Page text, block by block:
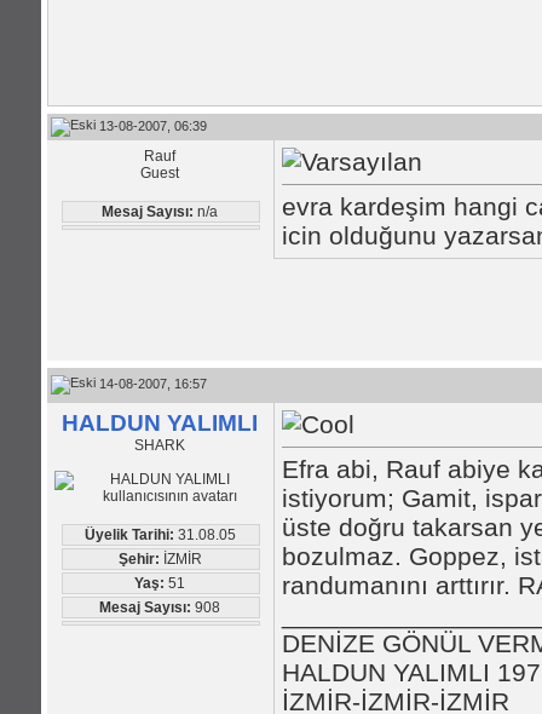
13-08-2007, 06:39
Rauf
Guest
Mesaj Sayısı: n/a
evra kardeşim hangi
icin olduğunu
14-08-2007, 16:57
HALDUN YALIMLI
SHARK
Üyelik Tarihi: 31.08.05
Şehir: İZMİR
Yaş: 51
Mesaj Sayısı: 908
Efra abi, Rauf abiye
istiyorum; Gamit,
üste doğru takarsan
bozulmaz. Goppez,
randumanını arttırır.
DENİZE GÖNÜL
HALDUN YALIMLI
İZMİR-İZMİR-İZMİR